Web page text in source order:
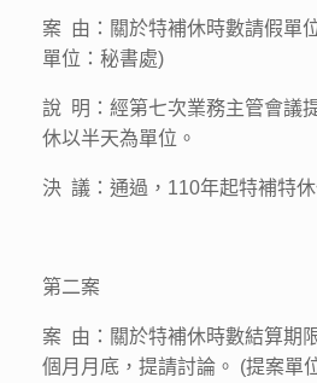
案 由：關於特補休時數請假單
單位：秘書處)
說 明：經第七次業務主管會議
休以半天為單位。
決 議：通過，110年起特補特
第二案
案 由：關於特補休時數結算期
個月月底，提請討論。 (提案單